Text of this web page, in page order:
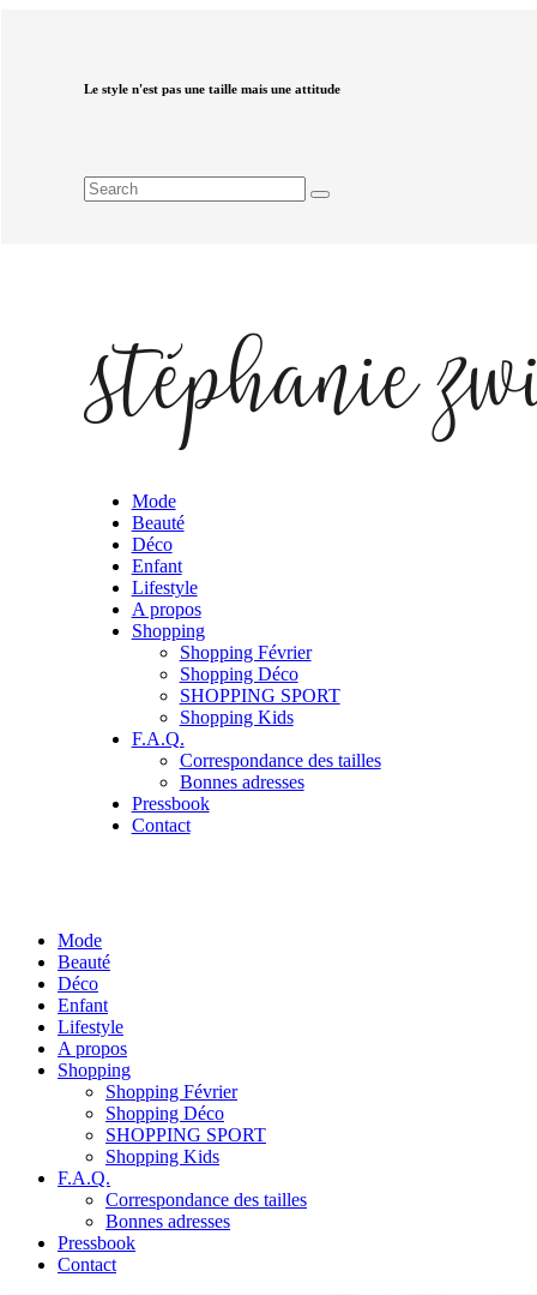
Le style n'est pas une taille mais une attitude
Mode
Beauté
Déco
Enfant
Lifestyle
A propos
Shopping
Shopping Février
Shopping Déco
SHOPPING SPORT
Shopping Kids
F.A.Q.
Correspondance des tailles
Bonnes adresses
Pressbook
Contact
Mode
Beauté
Déco
Enfant
Lifestyle
A propos
Shopping
Shopping Février
Shopping Déco
SHOPPING SPORT
Shopping Kids
F.A.Q.
Correspondance des tailles
Bonnes adresses
Pressbook
Contact